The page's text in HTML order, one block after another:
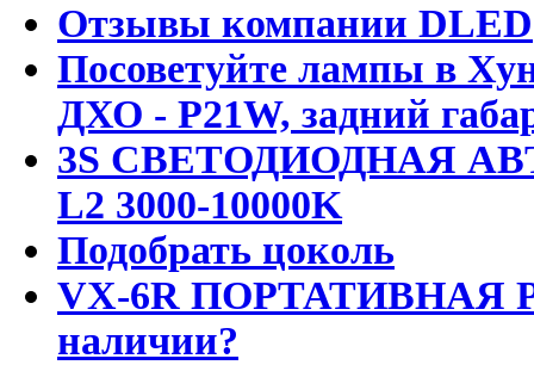
Отзывы компании DLED
Посоветуйте лампы в
ДХО - P21W, задний
3S СВЕТОДИОДНАЯ
L2 3000-10000K
Подобрать цоколь
VX-6R ПОРТАТИВНАЯ
наличии?